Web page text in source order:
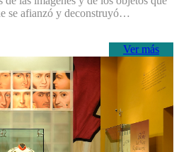
se afianzó y deconstruyó…
Ver más